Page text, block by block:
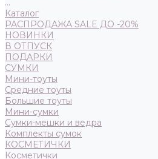
...
Каталог
РАСПРОДАЖА SALE ДО -20%
НОВИНКИ
В ОТПУСК
ПОДАРКИ
СУМКИ
Мини-тоуты
Средние тоуты
Большие тоуты
Мини-сумки
Сумки-мешки и ведра
Комплекты сумок
КОСМЕТИЧКИ
Косметички